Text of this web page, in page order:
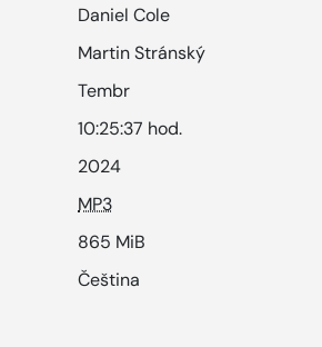
Daniel Cole
Martin Stránský
Tembr
10:25:37 hod.
2024
MP3
865 MiB
Čeština